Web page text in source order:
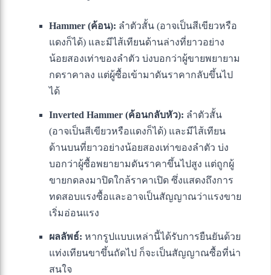
Hammer (ค้อน): ลำตัวสั้น (อาจเป็นสีเขียวหรือ
แดงก็ได้) และมีไส้เทียนด้านล่างที่ยาวอย่าง
น้อยสองเท่าของลำตัว บ่งบอกว่าผู้ขายพยายาม
กดราคาลง แต่ผู้ซื้อเข้ามาดันราคากลับขึ้นไป
ได้
Inverted Hammer (ค้อนกลับหัว): ลำตัวสั้น
(อาจเป็นสีเขียวหรือแดงก็ได้) และมีไส้เทียน
ด้านบนที่ยาวอย่างน้อยสองเท่าของลำตัว บ่ง
บอกว่าผู้ซื้อพยายามดันราคาขึ้นไปสูง แต่ถูกผู้
ขายกดลงมาปิดใกล้ราคาเปิด ซึ่งแสดงถึงการ
ทดสอบแรงซื้อและอาจเป็นสัญญาณว่าแรงขาย
เริ่มอ่อนแรง
ผลลัพธ์: หากรูปแบบเหล่านี้ได้รับการยืนยันด้วย
แท่งเทียนขาขึ้นถัดไป ก็จะเป็นสัญญาณซื้อที่น่า
สนใจ